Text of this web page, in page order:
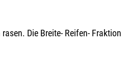
Die Breite- Reifen- Fraktion